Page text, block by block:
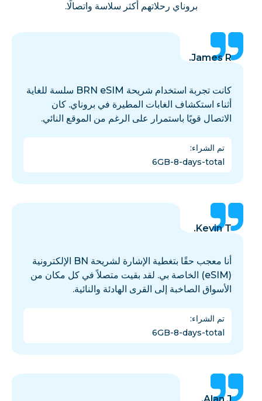
بروناي رحلاتهم أكثر سلاسة واتصالًا.
James R.
كانت تجربة استخدام شريحة BRN eSIM سلسة للغاية
أثناء استكشاف الغابات المطيرة في بروناي. كان
الاتصال قويًا باستمرار على الرغم من الموقع النائي.
تم الشراء:
6GB-8-days-total
Kevin T.
أنا معجب حقًا بتغطية الإشارة لشريحة BN الإلكترونية
(eSIM) الخاصة بي. لقد بقيت متصلاً في كل مكان من
الأسواق الصاخبة إلى القرى الهادئة والنائية.
تم الشراء:
6GB-8-days-total